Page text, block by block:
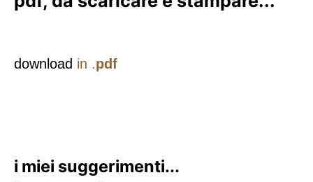
download in .pdf
i miei suggerimenti...